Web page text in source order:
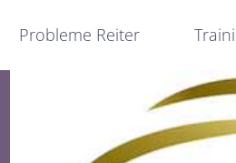
Probleme Reiter